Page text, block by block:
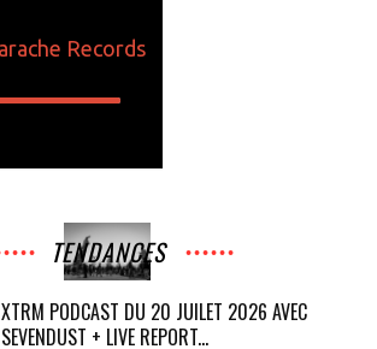
TENDANCES
XTRM PODCAST DU 20 JUILET 2026 AVEC
SEVENDUST + LIVE REPORT...